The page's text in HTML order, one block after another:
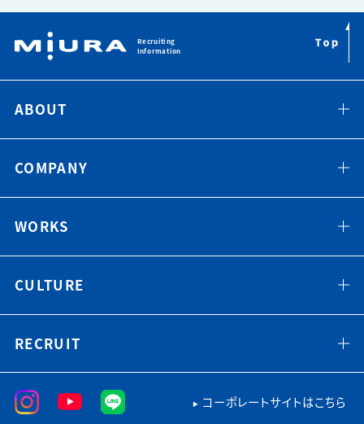
Recruiting
Information
ABOUT
COMPANY
WORKS
CULTURE
RECRUIT
▶︎ コーポレートサイトはこちら